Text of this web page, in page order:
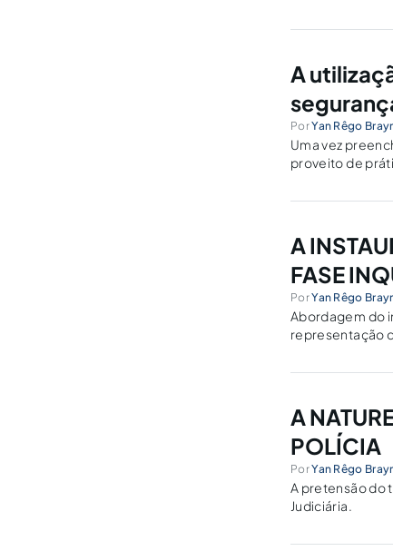
submetidos
A
PorYan Rêgo
Uma vez
proveito de
A
FASE
PorYan Rêgo
Abordagem do
representação
A
POLÍCIA
PorYan Rêgo
A pretensão do
Judiciária.